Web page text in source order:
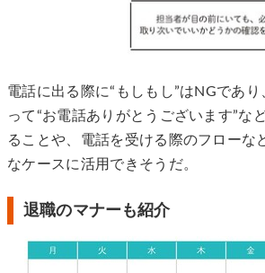
電話に出る際に“もしもし”はNGであ
って“お電話ありがとうございます”な
ることや、電話を受ける際のフローな
なケースに活用できそうだ。
退職のマナーも紹介